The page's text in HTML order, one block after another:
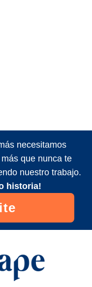
necesitamos
que nunca te
nuestro trabajo.
historia!